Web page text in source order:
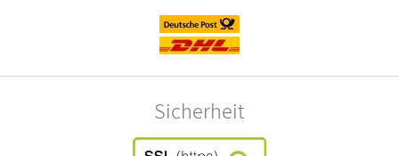
Sicherheit